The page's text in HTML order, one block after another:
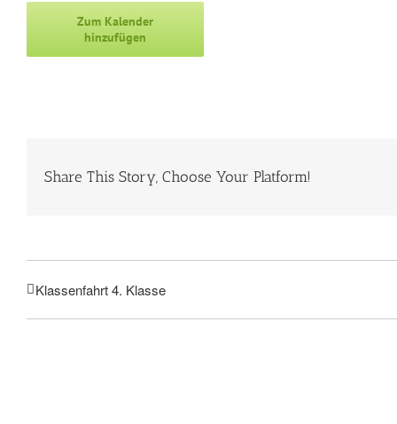
Zum Kalender
hinzufügen
Share This Story, Choose Your Platform!
Klassenfahrt 4. Klasse